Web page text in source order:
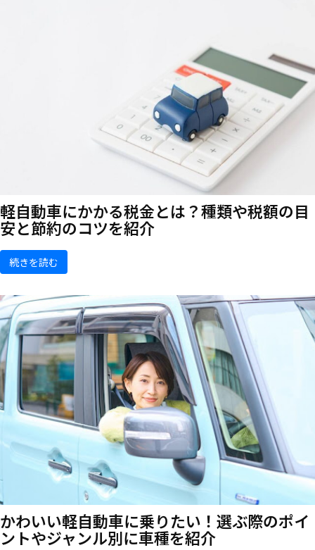
軽自動車にかかる税金とは？種類や税額の目
安と節約のコツを紹介
続きを読む
かわいい軽自動車に乗りたい！選ぶ際のポイ
ントやジャンル別に車種を紹介